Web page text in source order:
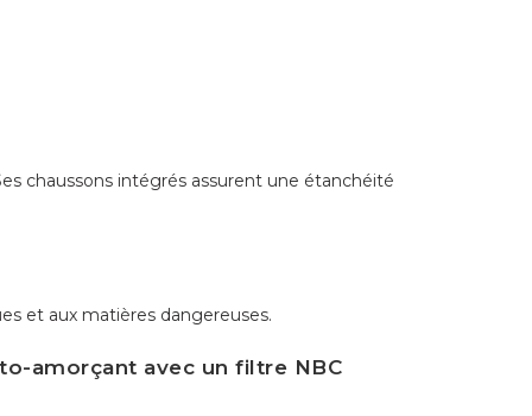
chaussons intégrés assurent une étanchéité
et aux matières dangereuses.
amorçant avec un filtre NBC